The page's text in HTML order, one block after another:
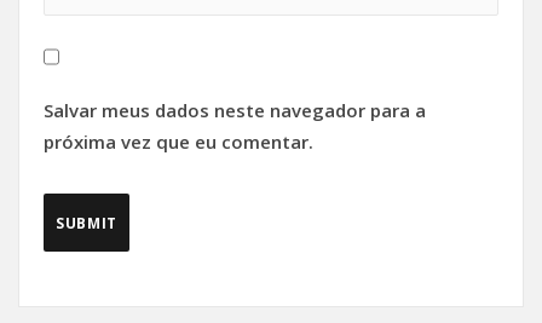
Salvar meus dados neste navegador para a
próxima vez que eu comentar.